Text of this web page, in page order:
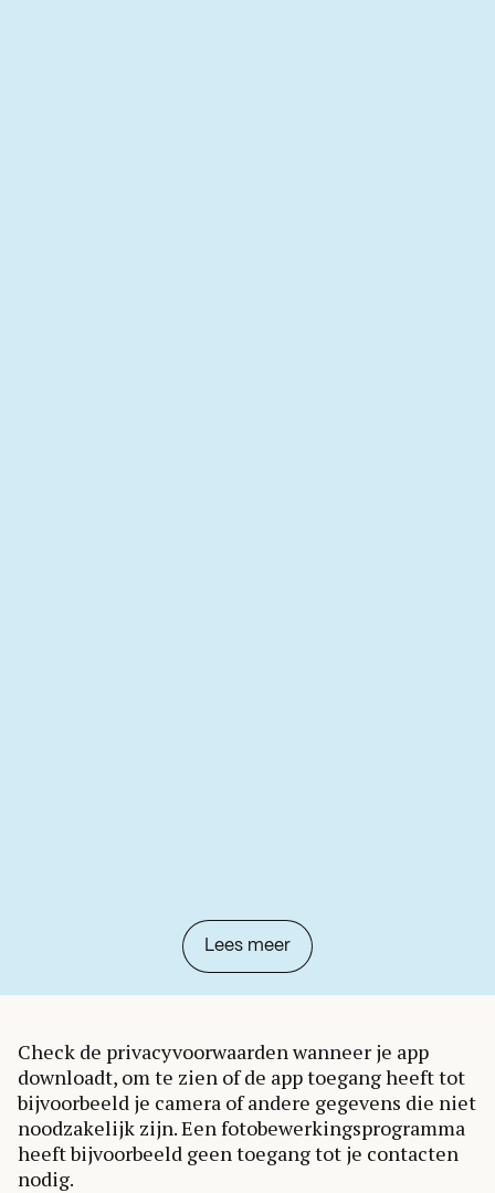
Lees meer
Check de privacyvoorwaarden wanneer je app
downloadt, om te zien of de app toegang heeft tot
bijvoorbeeld je camera of andere gegevens die niet
noodzakelijk zijn. Een fotobewerkingsprogramma
heeft bijvoorbeeld geen toegang tot je contacten
nodig.